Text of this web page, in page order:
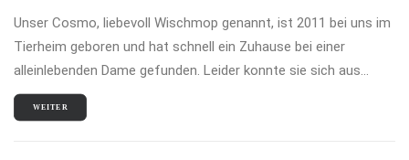
Unser Cosmo, liebevoll Wischmop genannt, ist 2011 bei uns im
Tierheim geboren und hat schnell ein Zuhause bei einer
alleinlebenden Dame gefunden. Leider konnte sie sich aus…
WEITER